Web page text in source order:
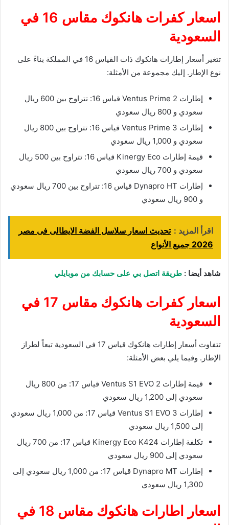
اسعار كفرات هانكوك مقاس 16 في
السعودية
تتغير أسعار إطارات هانكوك ذات القياس 16 في المملكة بناءً على
نوع الإطار. إليك مجموعة من الأمثلة:
إطارات Ventus Prime 2 قياس 16: تتراوح بين 600 ريال
سعودي و 800 ريال سعودي
إطارات Ventus Prime 3 قياس 16: تتراوح بين 800 ريال
سعودي و 1,000 ريال سعودي
قيمة إطارات Kinergy Eco قياس 16: تتراوح بين 500 ريال
سعودي و 700 ريال سعودي
إطارات Dynapro HT قياس 16: تتراوح بين 700 ريال سعودي
و 900 ريال سعودي
اقرأ المزيد : تحديث اسعار سلاسل الفضة الايطالى فى مصر
2026 جميع الأنواع
شاهد أيضا : طريقة اتصل بي على حسابك من موبايلي
اسعار كفرات هانكوك مقاس 17 في
السعودية
تتفاوت أسعار إطارات هانكوك قياس 17 في السعودية تبعاً لطراز
الإطار. وفيما يلي بعض الأمثلة:
قيمة إطارات Ventus S1 EVO 2 قياس 17: من 800 ريال
سعودي إلى 1,200 ريال سعودي
إطارات Ventus S1 EVO 3 قياس 17: من 1,000 ريال سعودي
إلى 1,500 ريال سعودي
تكلفة إطارات Kinergy Eco K424 قياس 17: من 700 ريال
سعودي إلى 900 ريال سعودي
إطارات Dynapro MT قياس 17: من 1,000 ريال سعودي إلى
1,300 ريال سعودي
اسعار اطارات هانكوك مقاس 18 في